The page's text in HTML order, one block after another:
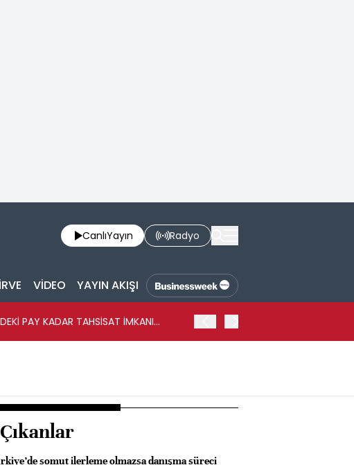
CanlıYayın Radyo
VİDEO YAYIN AKIŞI
PAY KADAR TAHSİSAT İMKANI
somut ilerleme olmazsa danışma süreci